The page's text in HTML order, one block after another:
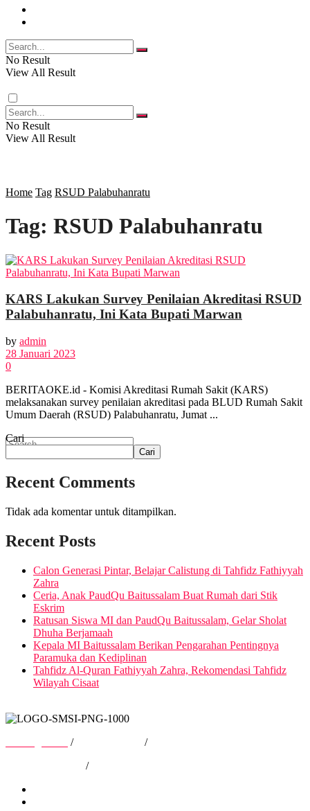
PENDIDIKAN
SOSOK
POLITIK
EKBIS
OPINI
FOTO
VIDEO
No Result
No Result
View All Result
No Result
View All Result
Home Tag RSUD Palabuhanratu
Tag: RSUD Palabuhanratu
KARS Lakukan Survey Penilaian Akreditasi RSUD
Palabuhanratu, Ini Kata Bupati Marwan
by admin
28 Januari 2023
0
BERITAOKE.id - Komisi Akreditasi Rumah Sakit (KARS)
melaksanakan survey penilaian akreditasi pada BLUD Rumah Sakit
Umum Daerah (RSUD) Palabuhanratu, Jumat ...
Cari
Cari
Recent Comments
Tidak ada komentar untuk ditampilkan.
Recent Posts
Calon Generasi Pintar, Belajar Calistung di Tahfidz Fathiyyah
Zahra
Ceria, Anak PaudQu Baitussalam Buat Rumah dari Stik
Eskrim
Ratusan Siswa MI dan PaudQu Baitussalam, Gelar Sholat
Dhuha Berjamaah
Kepala MI Baitussalam Berikan Pengarahan Pentingnya
Paramuka dan Kediplinan
Tahfidz Al-Quran Fathiyyah Zahra, Rekomendasi Tahfidz
Wilayah Cisaat
/
/
/